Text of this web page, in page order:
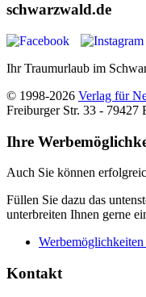
schwarzwald.de
Ihr Traumurlaub im
© 1998-2026 Verlag für
Freiburger Str. 33 - 79427
Ihre
Auch Sie können
Füllen Sie dazu das
unterbreiten Ihnen gerne
Werbemöglichkeiten
Kontakt